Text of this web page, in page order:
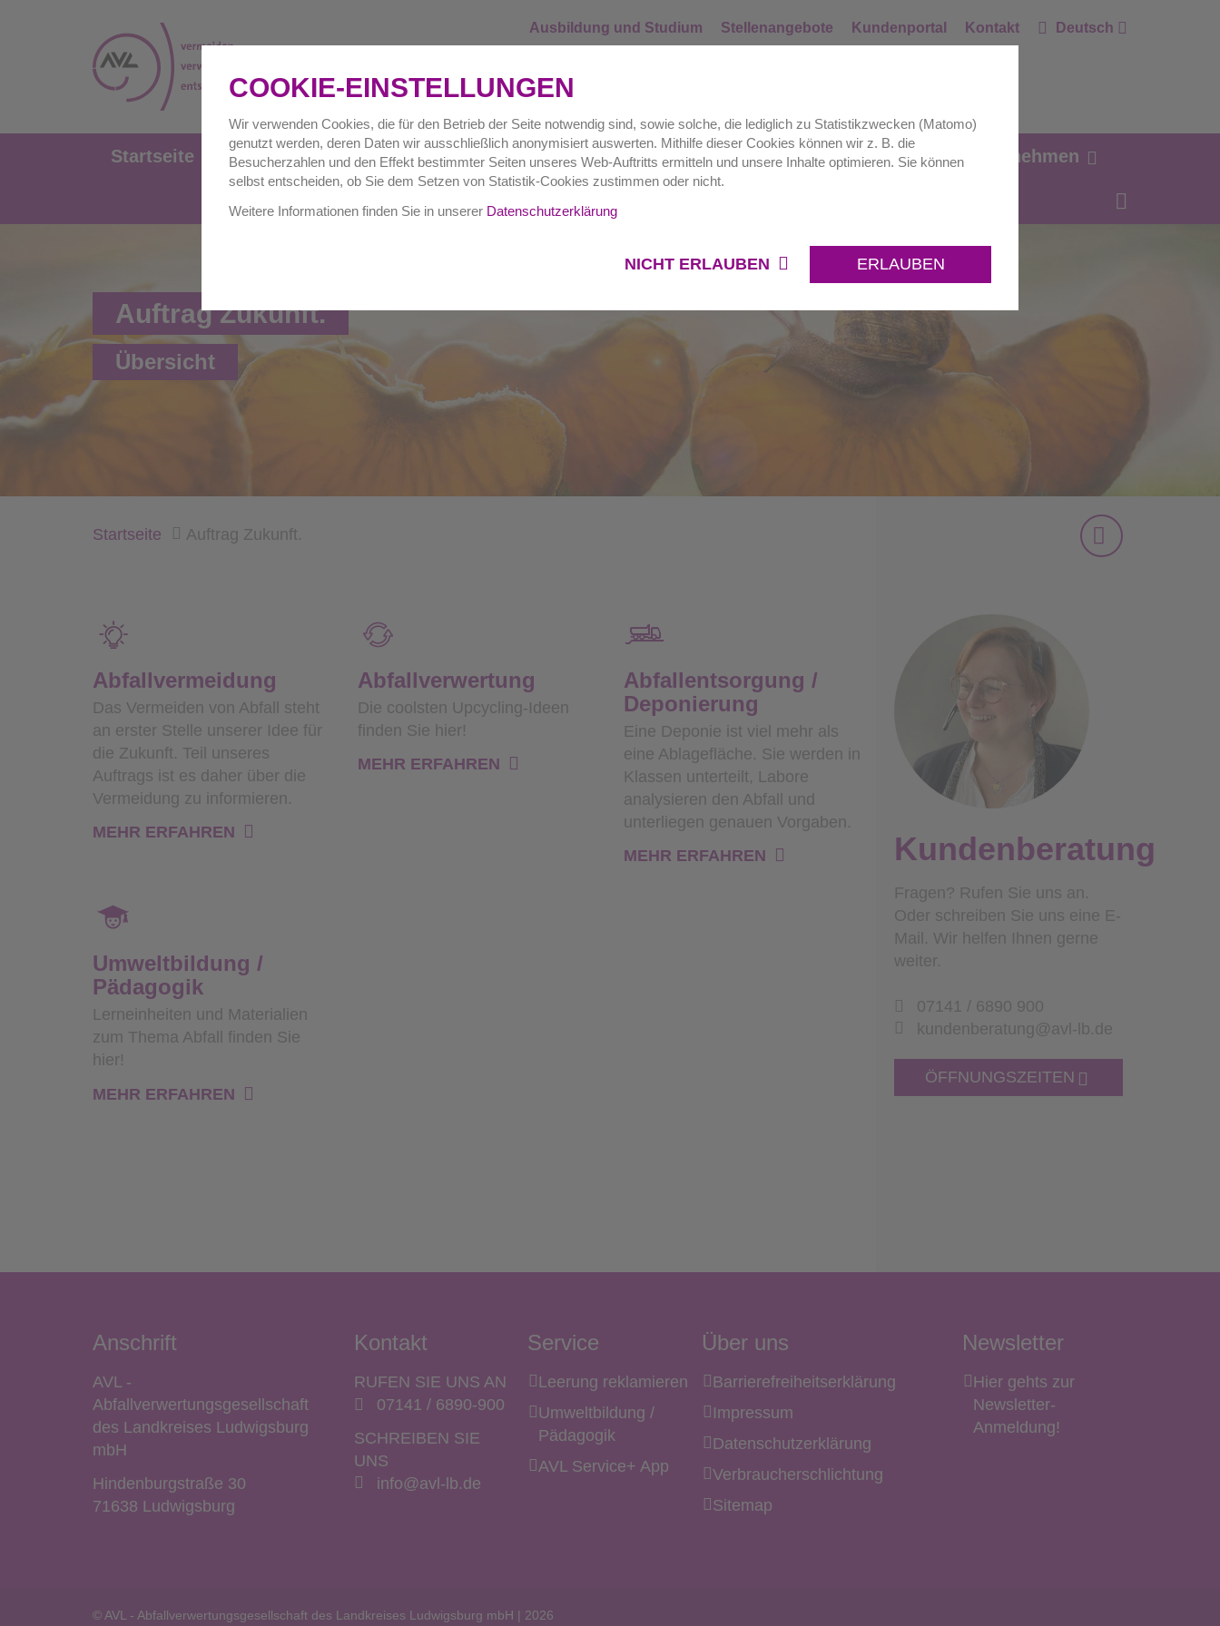
COOKIE-EINSTELLUNGEN
Wir verwenden Cookies, die für den Betrieb der Seite notwendig sind, sowie solche, die lediglich zu Statistikzwecken (Matomo)
genutzt werden, deren Daten wir ausschließlich anonymisiert auswerten. Mithilfe dieser Cookies können wir z. B. die
Besucherzahlen und den Effekt bestimmter Seiten unseres Web-Auftritts ermitteln und unsere Inhalte optimieren. Sie können
selbst entscheiden, ob Sie dem Setzen von Statistik-Cookies zustimmen oder nicht.
Weitere Informationen finden Sie in unserer Datenschutzerklärung
NICHT ERLAUBEN ERLAUBEN
Ausbildung und Studium Stellenangebote Kundenportal Kontakt Deutsch
Startseite Privathaushalte Hausverwaltungen Gewerbe Auftrag Zukunft. Unternehmen
Auftrag Zukunft.
Übersicht
Startseite Auftrag Zukunft.
Abfallvermeidung
Das Vermeiden von Abfall steht
an erster Stelle unserer Idee für
die Zukunft. Teil unseres
Auftrags ist es daher über die
Vermeidung zu informieren.
MEHR ERFAHREN
Abfallverwertung
Die coolsten Upcycling-Ideen
finden Sie hier!
MEHR ERFAHREN
Abfallentsorgung /
Deponierung
Eine Deponie ist viel mehr als
eine Ablagefläche. Sie werden in
Klassen unterteilt, Labore
analysieren den Abfall und
unterliegen genauen Vorgaben.
MEHR ERFAHREN
Umweltbildung /
Pädagogik
Lerneinheiten und Materialien
zum Thema Abfall finden Sie
hier!
MEHR ERFAHREN
Kundenberatung
Fragen? Rufen Sie uns an.
Oder schreiben Sie uns eine E-
Mail. Wir helfen Ihnen gerne
weiter.
07141 / 6890 900
kundenberatung@avl-lb.de
ÖFFNUNGSZEITEN
Anschrift
AVL -
Abfallverwertungsgesellschaft
des Landkreises Ludwigsburg
mbH
Hindenburgstraße 30
71638 Ludwigsburg
Kontakt
RUFEN SIE UNS AN
07141 / 6890-900
SCHREIBEN SIE
UNS
info@avl-lb.de
Service
Leerung reklamieren
Umweltbildung /
Pädagogik
AVL Service+ App
Über uns
Barrierefreiheitserklärung
Impressum
Datenschutzerklärung
Verbraucherschlichtung
Sitemap
Newsletter
Hier gehts zur
Newsletter-
Anmeldung!
© AVL - Abfallverwertungsgesellschaft des Landkreises Ludwigsburg mbH | 2026